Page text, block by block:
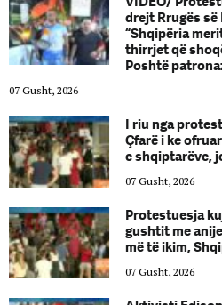
drejt Rrugës së
“Shqipëria
thirrjet që
Poshtë
07 Gusht, 2026
I riu nga
Çfarë i ke
e shqiptarëve,
07 Gusht, 2026
Protestuesja
gushtit me
më të ikim,
07 Gusht, 2026